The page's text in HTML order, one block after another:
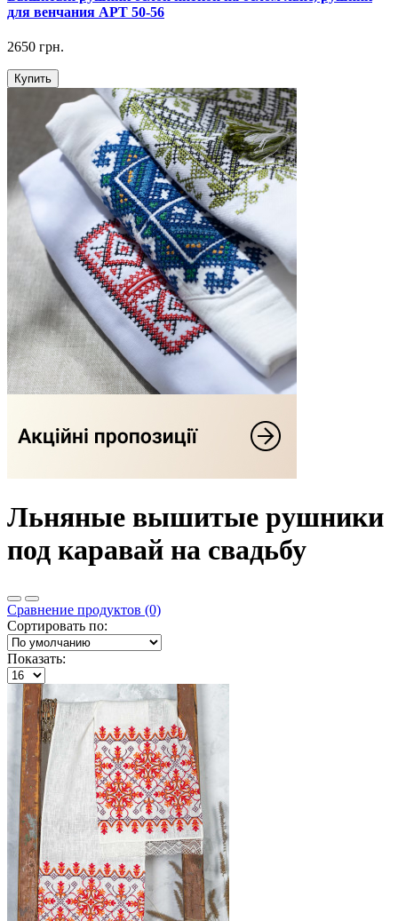
для венчания АРТ 50-56
2650 грн.
Купить
Льняные вышитые рушники
под каравай на свадьбу
Сравнение продуктов (0)
Сортировать по:
Показать: